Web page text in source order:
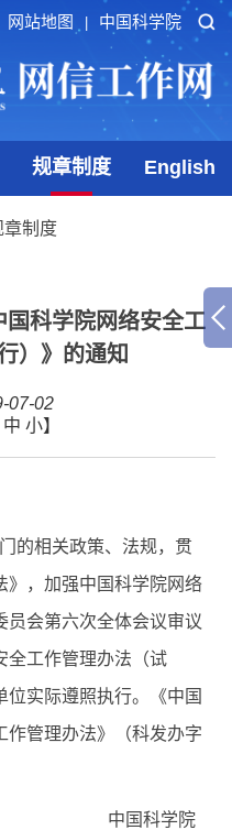
网站地图 中国科学院
规章制度 English
章制度
国科学院网络安全工
）》的通知
07-02
中 小】
的相关政策、法规，贯
》，加强中国科学院网络
员会第六次全体会议审议
全工作管理办法（试
实际遵照执行。《中国
作管理办法》（科发办字
中国科学院